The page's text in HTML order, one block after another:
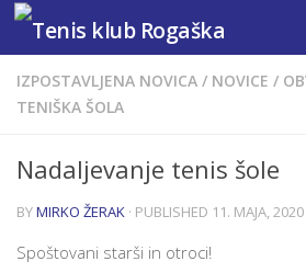
Skip to content
IZPOSTAVLJENA NOVICA / NOVICE /
TENIŠKA ŠOLA
Nadaljevanje tenis šole
BYMIRKO ŽERAK · PUBLISHED 11. MAJA, 2020
Spoštovani starši in otroci!